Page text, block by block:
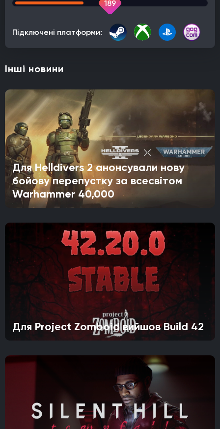
189
Підключені платформи:
Інші новини
Для Helldivers 2 анонсували нову
бойову перепустку за всесвітом
Warhammer 40,000
Для Project Zomboid вийшов Build 42